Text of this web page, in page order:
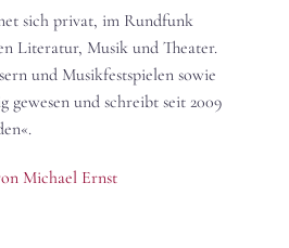
sich privat, im Rundfunk
Literatur, Musik und Theater.
und Musikfestspielen sowie
und schreibt seit 2009
Michael Ernst